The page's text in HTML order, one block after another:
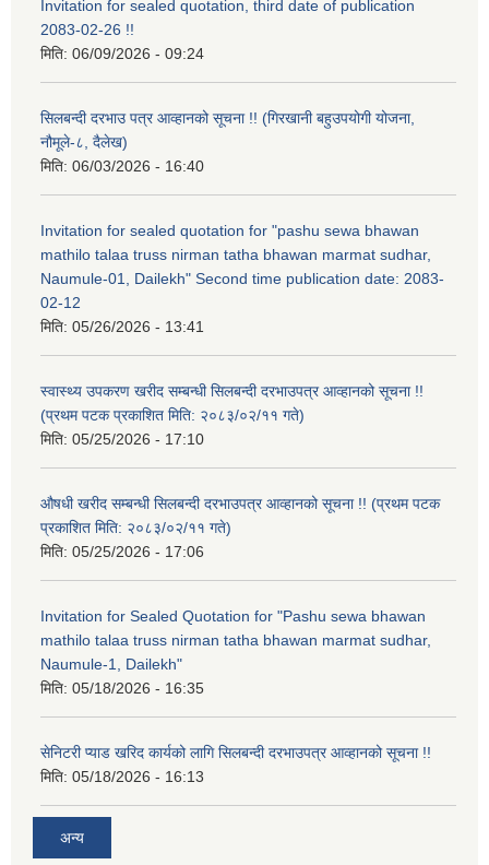
Invitation for sealed quotation, third date of publication
2083-02-26 !!
मिति: 06/09/2026 - 09:24
सिलबन्दी दरभाउ पत्र आव्हानको सूचना !! (गिरखानी बहुउपयोगी योजना,
नौमूले-८, दैलेख)
मिति: 06/03/2026 - 16:40
Invitation for sealed quotation for "pashu sewa bhawan
mathilo talaa truss nirman tatha bhawan marmat sudhar,
Naumule-01, Dailekh" Second time publication date: 2083-
02-12
मिति: 05/26/2026 - 13:41
स्वास्थ्य उपकरण खरीद सम्बन्धी सिलबन्दी दरभाउपत्र आव्हानको सूचना !!
(प्रथम पटक प्रकाशित मिति: २०८३/०२/११ गते)
मिति: 05/25/2026 - 17:10
औषधी खरीद सम्बन्धी सिलबन्दी दरभाउपत्र आव्हानको सूचना !! (प्रथम पटक
प्रकाशित मिति: २०८३/०२/११ गते)
मिति: 05/25/2026 - 17:06
Invitation for Sealed Quotation for "Pashu sewa bhawan
mathilo talaa truss nirman tatha bhawan marmat sudhar,
Naumule-1, Dailekh"
मिति: 05/18/2026 - 16:35
सेनिटरी प्याड खरिद कार्यको लागि सिलबन्दी दरभाउपत्र आव्हानको सूचना !!
मिति: 05/18/2026 - 16:13
अन्य